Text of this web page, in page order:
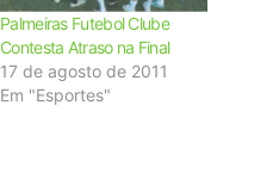
Palmeiras Futebol Clube
Contesta Atraso na Final
17 de agosto de 2011
Em "Esportes"